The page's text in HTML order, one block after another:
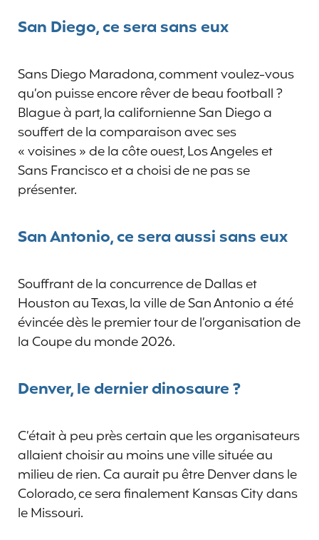
San Diego, ce sera sans eux
Sans Diego Maradona, comment voulez-vous
qu’on puisse encore rêver de beau football ?
Blague à part, la californienne San Diego a
souffert de la comparaison avec ses
« voisines » de la côte ouest, Los Angeles et
Sans Francisco et a choisi de ne pas se
présenter.
San Antonio, ce sera aussi sans eux
Souffrant de la concurrence de Dallas et
Houston au Texas, la ville de San Antonio a été
évincée dès le premier tour de l’organisation de
la Coupe du monde 2026.
Denver, le dernier dinosaure ?
C’était à peu près certain que les organisateurs
allaient choisir au moins une ville située au
milieu de rien. Ca aurait pu être Denver dans le
Colorado, ce sera finalement Kansas City dans
le Missouri.